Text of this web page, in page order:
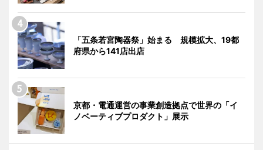
「五条若宮陶器祭」始まる 規模拡大、19都
府県から141店出店
京都・電通運営の事業創造拠点で世界の「イ
ノベーティブプロダクト」展示